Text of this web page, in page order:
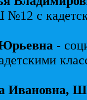
с
-
Ивановна,